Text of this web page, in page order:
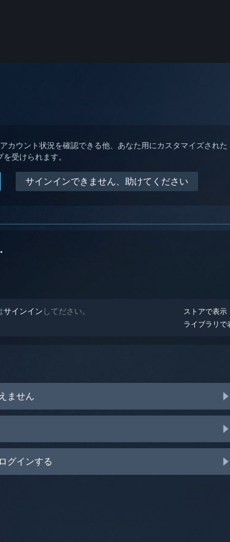
カウント状況を確認できる他、あなた用にカスタマイズされた
を受けられます。
サインインできません、助けてください
ストアで表示
ライブラリで
サインイン してださい。
ません
グインする